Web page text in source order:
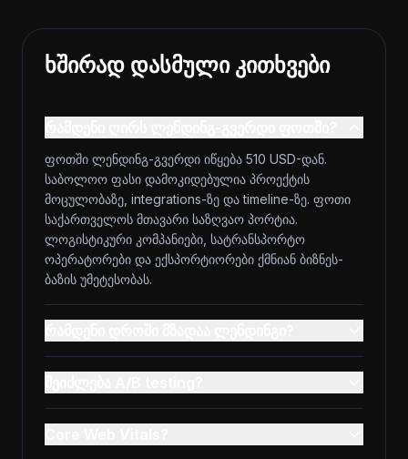
ხშირად დასმული კითხვები
ფოთში ლენდინგ-გვერდი იწყება 510 USD-დან.
საბოლოო ფასი დამოკიდებულია პროექტის
მოცულობაზე, integrations-ზე და timeline-ზე. ფოთი
საქართველოს მთავარი საზღვაო პორტია.
ლოგისტიკური კომპანიები, სატრანსპორტო
ოპერატორები და ექსპორტიორები ქმნიან ბიზნეს-
ბაზის უმეტესობას.